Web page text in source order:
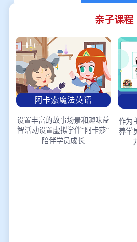
亲子课程
阿卡索魔法英语
设置丰富的故事场景和趣味益
智活动设置虚拟学伴“阿卡莎”
陪伴学员成长
作为
养学